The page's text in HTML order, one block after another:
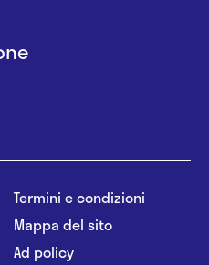
Termini e condizioni
Mappa del sito
Ad policy